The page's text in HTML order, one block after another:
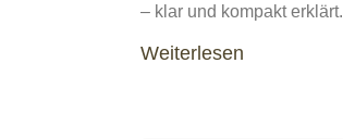
– klar und kompakt erklärt.
Weiterlesen